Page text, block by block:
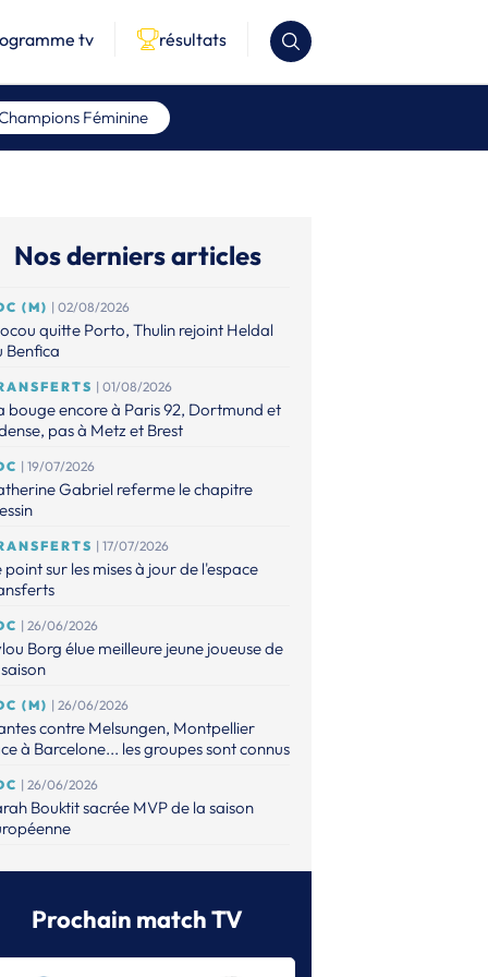
tv résultats
Féminine
Nos derniers articles
(M) | 02/08/2026
quitte Porto, Thulin rejoint Heldal
Benfica
| 01/08/2026
bouge encore à Paris 92, Dortmund et
pas à Metz et Brest
| 19/07/2026
Gabriel referme le chapitre
| 17/07/2026
point sur les mises à jour de l'espace
| 26/06/2026
Borg élue meilleure jeune joueuse de
(M) | 26/06/2026
contre Melsungen, Montpellier
à Barcelone... les groupes sont connus
| 26/06/2026
Bouktit sacrée MVP de la saison
(M) | 25/06/2026
Prochain match TV